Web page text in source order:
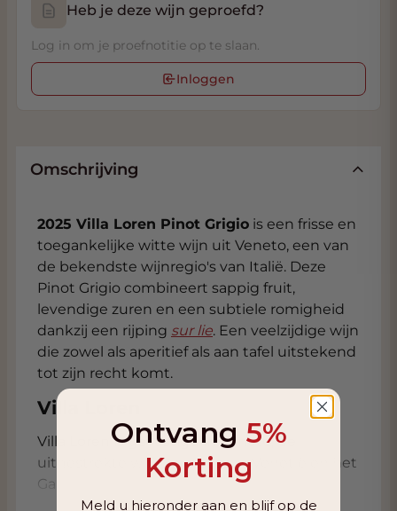
Heb je deze wijn geproefd?
Log in om je proefnotitie op te slaan.
Inloggen
Omschrijving
2025 Villa Loren Pinot Grigio is een frisse en
toegankelijke witte wijn uit Veneto, een van
de bekendste wijnregio's van Italië. Deze
Pinot Grigio combineert sappig fruit,
levendige zuren en een subtiele romigheid
dankzij een rijping sur lie. Een veelzijdige wijn
die zowel als aperitief als aan tafel uitstekend
tot zijn recht komt.
Villa Loren
Villa Loren is gevestigd in Veneto, de
uitgestrekte wijnregio tussen Venetië en het
Gardameer. Het gebied profiteert van veel
zonuren, terwijl verkoelende invloeden vanaf
Ontvang 5%
Korting
Meld u hieronder aan en blijf op de